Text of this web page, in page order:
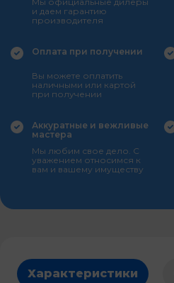
и даем гарантию
производителя
Оплата при получении
Вы можете оплатить
наличными или картой
при получении
Аккуратные и вежливые
мастера
Мы любим свое дело. С
уважением относимся к
вам и вашему имуществу
Характеристики